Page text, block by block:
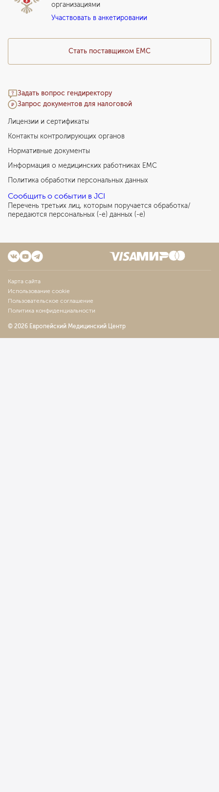
Подарочный сертификат EMC
Медицинский туризм
Стать поставщиком ЕМС
Задать вопрос гендиректору
Запрос документов для налоговой
организациями
Участвовать в анкетировании
Лицензии и сертификаты
Контакты контролирующих органов
Нормативные документы
Информация о медицинских работниках EMC
Политика обработки персональных данных
Сообщить о событии в JCI
Перечень третьих лиц, которым поручается обработка/
передаются персональных (-е) данных (-е)
Карта сайта
Использование cookie
Пользовательское соглашение
Политика конфиденциальности
© 2026 Европейский Медицинский Центр